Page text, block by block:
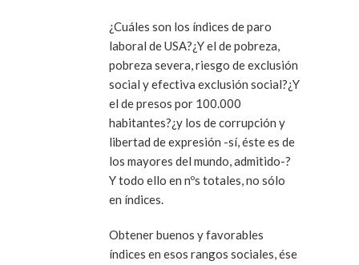
¿Cuáles son los índices de paro
laboral de USA?¿Y el de pobreza,
pobreza severa, riesgo de exclusión
social y efectiva exclusión social?¿Y
el de presos por 100.000
habitantes?¿y los de corrupción y
libertad de expresión -sí, éste es de
los mayores del mundo, admitido-?
Y todo ello en nºs totales, no sólo
en índices.
Obtener buenos y favorables
índices en esos rangos sociales, ése